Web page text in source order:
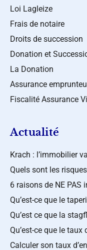
Loi Lagleize
Frais de notaire
Droits de succession
Donation et
La Donation
Assurance
Fiscalité Assurance
Actualité
Krach : l’immobilier
Quels sont les
6 raisons de NE PAS
Qu’est-ce que le
Qu’est ce que la
Qu’est-ce que le taux
Calculer son taux